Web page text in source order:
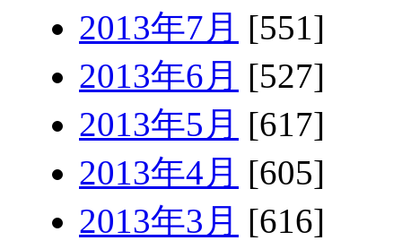
2013年7月 [551]
2013年6月 [527]
2013年5月 [617]
2013年4月 [605]
2013年3月 [616]